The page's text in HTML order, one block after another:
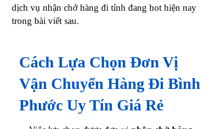
dịch vụ nhận chở hàng đi tỉnh đang hot hiện nay
trong bài viết sau.
Cách Lựa Chọn Đơn Vị
Vận Chuyển Hàng Đi Bình
Phước Uy Tín Giá Rẻ